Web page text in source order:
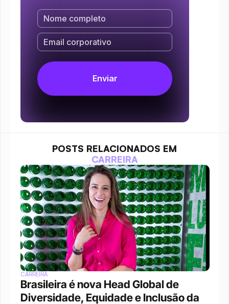
POSTS RELACIONADOS EM
CARREIRA
CARREIRA
Brasileira é nova Head Global de
Diversidade, Equidade e Inclusão da